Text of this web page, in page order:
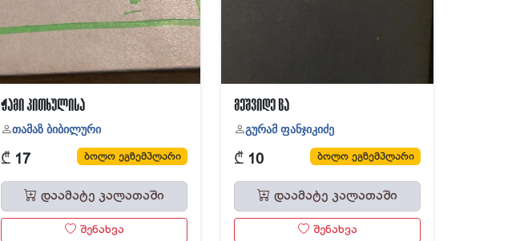
ჟამი კითხულისა
თამაზ ბიბილური
₾ 17 ბოლო ეგზემპლარი
დაამატე კალათაში
შენახვა
მეშვიდე ცა
გურამ ფანჯიკიძე
₾ 10 ბოლო ეგზემპლარი
დაამატე კალათაში
შენახვა